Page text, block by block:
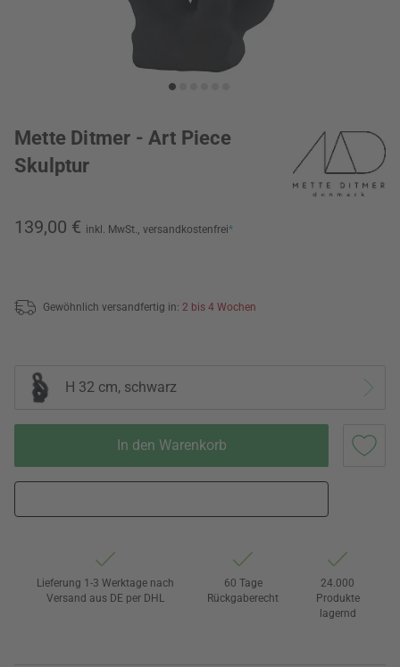
Mette Ditmer - Art Piece
Skulptur
139,00 € inkl. MwSt., versandkostenfrei*
Gewöhnlich versandfertig in: 2 bis 4 Wochen
H 32 cm, schwarz
In den Warenkorb
Lieferung 1-3 Werktage nach
Versand aus DE per DHL
60 Tage
Rückgaberecht
24.000
Produkte
lagernd